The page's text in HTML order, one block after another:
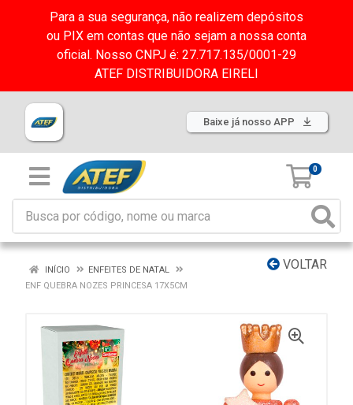
Para a sua segurança, não realizem depósitos
ou PIX em contas que não sejam a nossa conta
oficial. Nosso CNPJ é: 27.717.135/0001-29
ATEF DISTRIBUIDORA EIRELI
Baixe já nosso APP
0
VOLTAR
INÍCIO
ENFEITES DE NATAL
ENF QUEBRA NOZES PRINCESA 17X5CM